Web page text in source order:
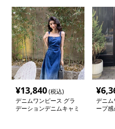
¥13,840(税込)
デニムワンピース グラ
デーションデニムキャミ
¥
デニム
ープ